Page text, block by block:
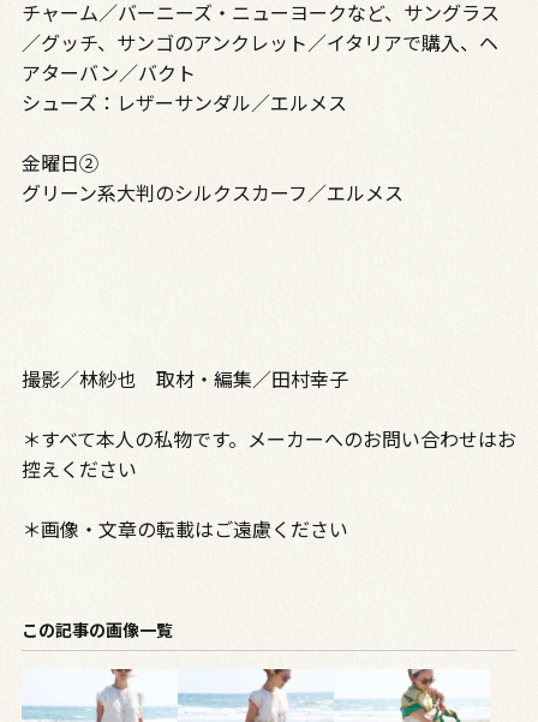
チャーム／バーニーズ・ニューヨークなど、サングラス
／グッチ、サンゴのアンクレット／イタリアで購入、ヘ
アターバン／バクト
シューズ：レザーサンダル／エルメス
金曜日②
グリーン系大判のシルクスカーフ／エルメス
撮影／林紗也 取材・編集／田村幸子
＊すべて本人の私物です。メーカーへのお問い合わせはお
控えください
＊画像・文章の転載はご遠慮ください
この記事の画像一覧